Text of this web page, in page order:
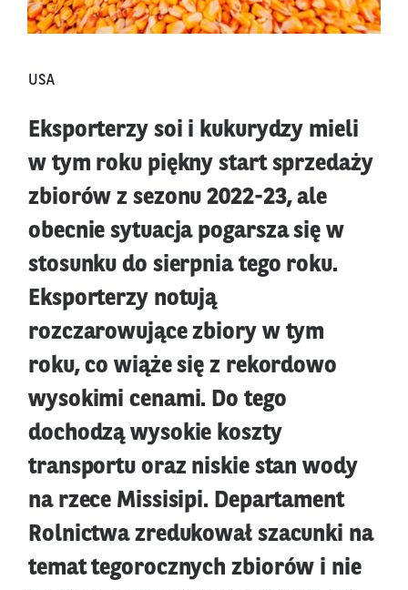
USA
Eksporterzy soi i kukurydzy mieli
w tym roku piękny start sprzedaży
zbiorów z sezonu 2022-23, ale
obecnie sytuacja pogarsza się w
stosunku do sierpnia tego roku.
Eksporterzy notują
rozczarowujące zbiory w tym
roku, co wiąże się z rekordowo
wysokimi cenami. Do tego
dochodzą wysokie koszty
transportu oraz niskie stan wody
na rzece Missisipi. Departament
Rolnictwa zredukował szacunki na
temat tegorocznych zbiorów i nie